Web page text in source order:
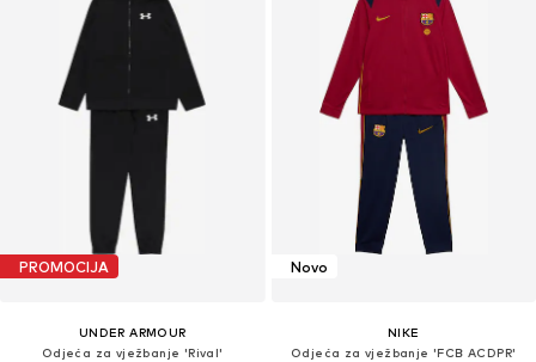
PROMOCIJA
UNDER ARMOUR
Odjeća za vježbanje 'Rival'
Novo
NIKE
Odjeća za vježbanje 'FCB ACDPR'